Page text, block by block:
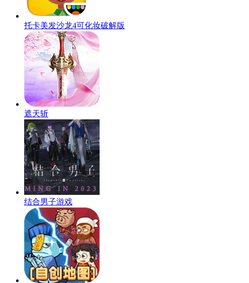
托卡美发沙龙4可化妆破解版
遮天斩
结合男子游戏